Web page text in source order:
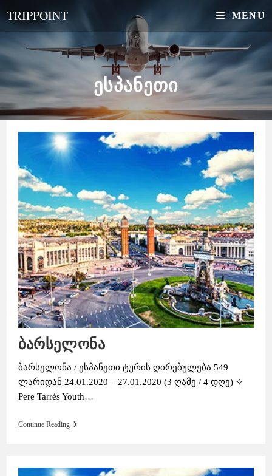
TRIPPOINT MENU
ᲔᲡᲞᲐᲜᲔᲗᲘ
ბარსელონა
ბარსელონა / ესპანეთი ტურის ღირებულება 549
ლარიდან 24.01.2020 – 27.01.2020 (3 ღამე / 4 დღე) ✧
Pere Tarrés Youth…
Continue ReadingᲑარსელონა